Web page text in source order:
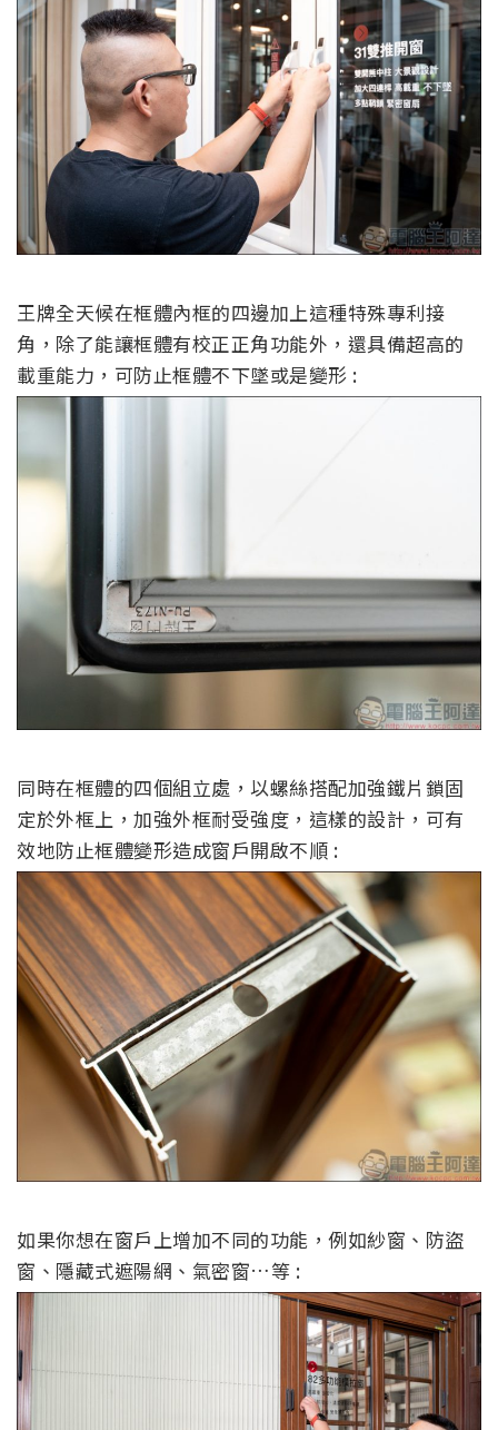
王牌全天候在框體內框的四邊加上這種特殊專利接
角，除了能讓框體有校正正角功能外，還具備超高的
載重能力，可防止框體不下墜或是變形 :
同時在框體的四個組立處， 以螺絲搭配加強鐵片 鎖固
定於外框上 ，加強外框耐受強度，這樣的設計， 可有
效地防止框體變形造成窗戶開啟不順 :
如果你想在窗戶上增加不同的功能，例如紗窗、防盜
窗、隱藏式遮陽網 、氣密窗…等 :